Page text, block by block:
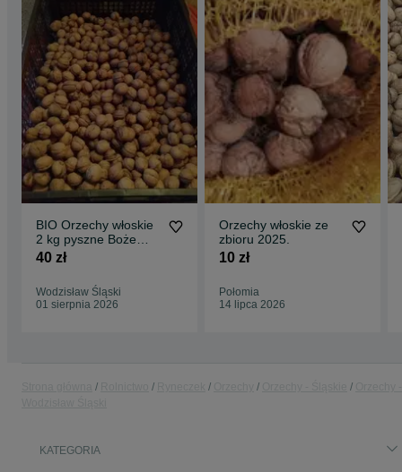
BIO Orzechy włoskie
2 kg pyszne Boże
Narodzenie ciasto
40 zł
Wodzisław Śląski
01 sierpnia 2026
Orzechy włoskie ze
zbioru 2025.
10 zł
Połomia
14 lipca 2026
KATEGORIA